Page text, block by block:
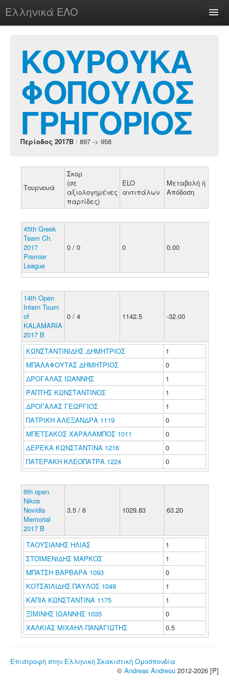
Ελληνικά ΕΛΟ
chesstu.be @ discord
Login
ΚΟΥΡΟΥΚΑ
ΦΟΠΟΥΛΟΣ
ΓΡΗΓΟΡΙΟΣ
Περίοδος 2017B : 897 -> 958
Τουρνουά
Σκορ
(σε
αξιολογημένες
παρτίδες)
ELO
αντιπάλων
Μεταβολή ή
Απόδοση
45th Greek
Team Ch.
2017
Premier
League
0 / 0 0 0.00
14th Open
Intern Tourn
of
KALAMARIA
2017 B
0 / 4 1142.5 -32.00
ΚΩΝΣΤΑΝΤΙΝΙΔΗΣ ΔΗΜΗΤΡΙΟΣ
1
ΜΠΑΛΑΦΟΥΤΑΣ ΔΗΜΗΤΡΙΟΣ
0
ΔΡΟΓΑΛΑΣ ΙΩΑΝΝΗΣ
1
ΡΑΠΤΗΣ ΚΩΝΣΤΑΝΤΙΝΟΣ
1
ΔΡΟΓΑΛΑΣ ΓΕΩΡΓΙΟΣ
1
ΠΑΤΡΙΚΗ ΑΛΕΞΑΝΔΡΑ 1119
0
ΜΠΕΤΣΑΚΟΣ ΧΑΡΑΛΑΜΠΟΣ 1011
0
ΔΕΡΕΚΑ ΚΩΝΣΤΑΝΤΙΝΑ 1216
0
ΠΑΤΕΡΑΚΗ ΚΛΕΟΠΑΤΡΑ 1224
0
6th open
Nikos
Novidis
Memorial
2017 B
3.5 / 6 1029.83 63.20
ΤΑΟΥΣΙΑΝΗΣ ΗΛΙΑΣ
1
ΣΤΟΪΜΕΝΙΔΗΣ ΜΑΡΚΟΣ
1
ΜΠΑΤΣΗ ΒΑΡΒΑΡΑ 1093
0
ΚΟΤΣΑΪΛΙΔΗΣ ΠΑΥΛΟΣ 1049
1
ΚΑΠΙΑ ΚΩΝΣΤΑΝΤΙΝΑ 1175
1
ΞΙΜΙΝΗΣ ΙΩΑΝΝΗΣ 1035
0
ΧΑΛΚΙΑΣ ΜΙΧΑΗΛ ΠΑΝΑΓΙΩΤΗΣ
0.5
Επιστροφή στην Ελληνική Σκακιστική Ομοσπονδία
© Andreas Andreou 2012-2026 [P]